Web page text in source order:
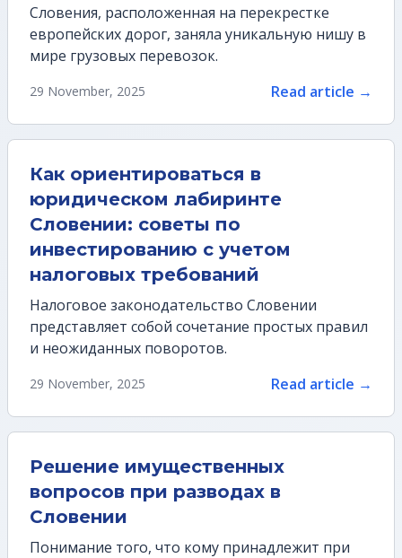
Словения, расположенная на перекрестке
европейских дорог, заняла уникальную нишу в
мире грузовых перевозок.
29 November, 2025 Read article →
Как ориентироваться в
юридическом лабиринте
Словении: советы по
инвестированию с учетом
налоговых требований
Налоговое законодательство Словении
представляет собой сочетание простых правил
и неожиданных поворотов.
29 November, 2025 Read article →
Решение имущественных
вопросов при разводах в
Словении
Понимание того, что кому принадлежит при